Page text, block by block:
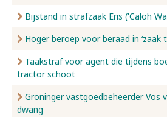
Bijstand in strafzaak Eris ('Caloh
Hoger beroep voor beraad in ‘zaak
Taakstraf voor agent die tijdens
tractor schoot
Groninger vastgoedbeheerder Vos
dwang